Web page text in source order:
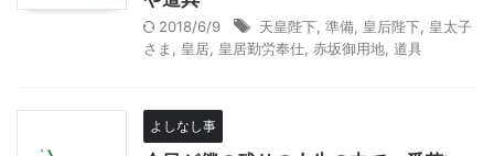
2018/6/9 天皇陛下 準備 皇后陛下 皇太子
さま
皇居 皇居勤労奉仕 赤坂御用地 道具
よしなし事